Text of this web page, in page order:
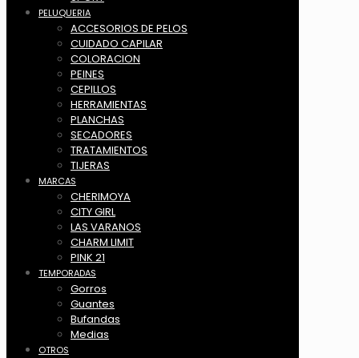
PELUQUERIA
ACCESORIOS DE PELOS
CUIDADO CAPILAR
COLORACION
PEINES
CEPILLOS
HERRAMIENTAS
PLANCHAS
SECADORES
TRATAMIENTOS
TIJERAS
MARCAS
CHERIMOYA
CITY GIRL
LAS VARANOS
CHARM LIMIT
PINK 21
TEMPORADAS
Gorros
Guantes
Bufandas
Medias
OTROS